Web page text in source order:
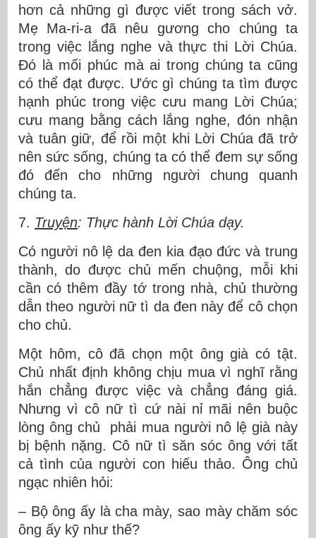
hơn cả những gì được viết trong sách vở.
Mẹ Ma-ri-a đã nêu gương cho chúng ta
trong việc lắng nghe và thực thi Lời Chúa.
Đó là mối phúc mà ai trong chúng ta cũng
có thể đạt được. Ước gì chúng ta tìm được
hạnh phúc trong việc cưu mang Lời Chúa;
cưu mang bằng cách lắng nghe, đón nhận
và tuân giữ, để rồi một khi Lời Chúa đã trở
nên sức sống, chúng ta có thể đem sự sống
đó đến cho những người chung quanh
chúng ta.
7. Truyện: Thực hành Lời Chúa dạy.
Có người nô lệ da đen kia đạo đức và trung
thành, do được chủ mến chuộng, mỗi khi
cần có thêm đầy tớ trong nhà, chủ thường
dẫn theo người nữ tì da đen này để cô chọn
cho chủ.
Một hôm, cô đã chọn một ông già có tật.
Chủ nhất định không chịu mua vì nghĩ rằng
hắn chẳng được việc và chẳng đáng giá.
Nhưng vì cô nữ tì cứ nài nỉ mãi nên buộc
lòng ông chủ phải mua người nô lệ già này
bị bệnh nặng. Cô nữ tì săn sóc ông với tất
cả tình của người con hiếu thảo. Ông chủ
ngạc nhiên hỏi:
– Bộ ông ấy là cha mày, sao mày chăm sóc
ông ấy kỹ như thế?